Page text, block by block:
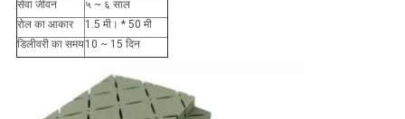
सेवा जीवन
५ ~ ६ साल
रोल का आकार
1.5 मी। * 50 मी
डिलीवरी का समय10 ~ 15 दिन